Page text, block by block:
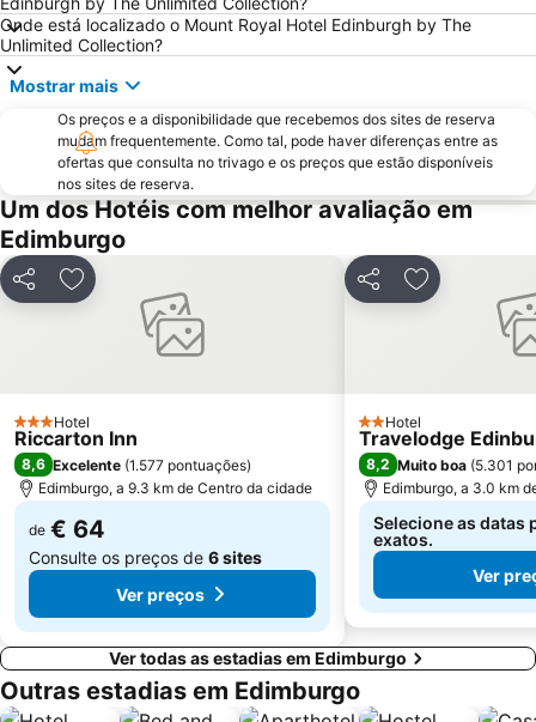
Portobello
Rose Street
Edinburgh Dungeon
Edinburgh Marathon Festival
EICC
Royal Botanic Garden Edinburgh
Dean Village
Morningside
Ocean Terminal
Davidson's Mains
Currie
Onde está localizado o Mount Royal Hotel Edinburgh by The
Unlimited Collection?
Mostrar mais
Os preços e a disponibilidade que recebemos dos sites de reserva
mudam frequentemente. Como tal, pode haver diferenças entre as
ofertas que consulta no trivago e os preços que estão disponíveis
nos sites de reserva.
Um dos Hotéis com melhor avaliação em
Edimburgo
PartilharAdicionar aos favoritos
3 Estrelas
Hotel
Riccarton Inn
8,6 Excelente (1.577 pontuações)
Edimburgo, a 9.3 km de Centro da cidade
de € 64
Consulte os preços de 6 sites
Ver preços
PartilharAdicionar
2 Estrelas
Hotel
Travelodge
8,2 Muito boa (5.301
Edimburgo, a 3.0 km
Selecione as datas
exatos.
Ver
Ver todas as estadias em Edimburgo
Outras estadias em Edimburgo